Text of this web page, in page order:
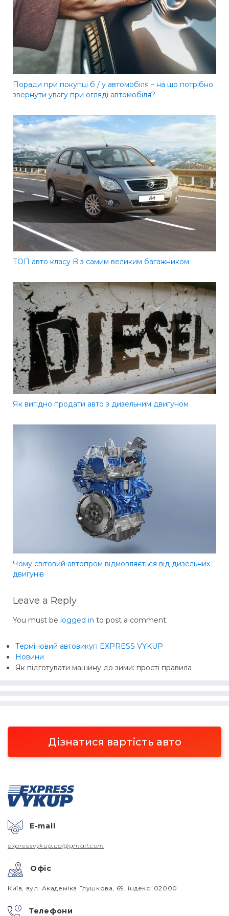
Поради при покупці б / у автомобіля – на що потрібно
звернути увагу при огляді автомобіля?
ТОП авто класу B з самим великим багажником
Як вигідно продати авто з дизельним двигуном
Чому світовий автопром відмовляється від дизельних
двигунів
Leave a Reply
You must be logged in to post a comment.
Терміновий автовикуп EXPRESS VYKUP
Новини
Як підготувати машину до зими: прості правила
Дізнатися вартість авто
E-mail
expressvykup.ua@gmail.com
Офіс
Київ, вул. Академіка Глушкова, 69, індекс: 02000
Телефони